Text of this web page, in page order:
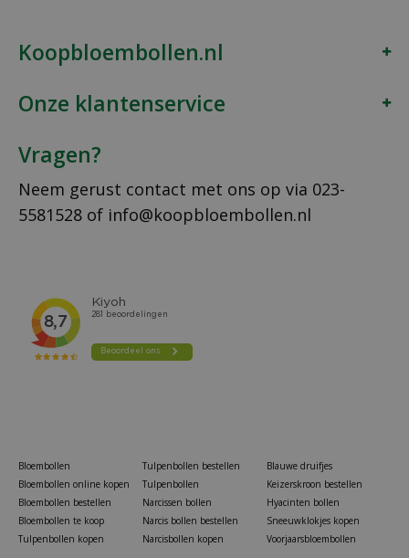
Koopbloembollen.nl
Onze klantenservice
Vragen?
Neem gerust contact met ons op via 023-
5581528 of info@koopbloembollen.nl
Bloembollen
Bloembollen online kopen
Bloembollen bestellen
Bloembollen te koop
Tulpenbollen kopen
Tulpenbollen bestellen
Tulpenbollen
Narcissen bollen
Narcis bollen bestellen
Narcisbollen kopen
Blauwe druifjes
Keizerskroon bestellen
Hyacinten bollen
Sneeuwklokjes kopen
Voorjaarsbloembollen